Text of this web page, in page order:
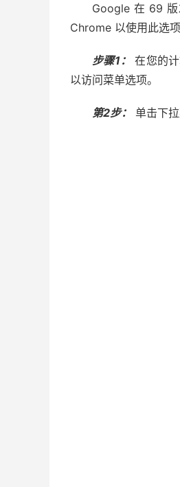
Google 在 69 版
Chrome 以使用此选项
步骤1：
在您的
以访问菜单选项。
第2步： 单击下